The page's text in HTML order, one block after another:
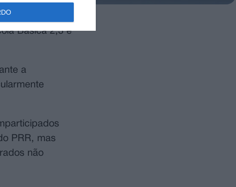
Básica 2,3 e
a
PRR, mas
não